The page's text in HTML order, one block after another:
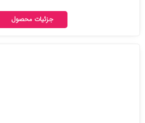
جزئیات محصول